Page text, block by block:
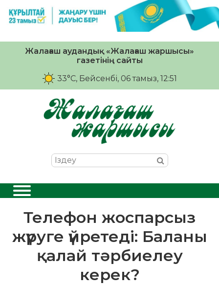
Жалағаш аудандық «Жалағаш жаршысы»
газетінің сайты
33°C, Бейсенбі, 06 тамыз, 12:51
Телефон жоспарсыз
жүруге үйретеді: Баланы
қалай тәрбиелеу
керек?